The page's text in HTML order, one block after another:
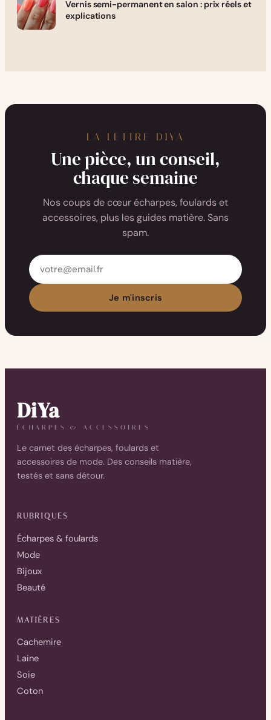
Vernis semi-permanent en salon : prix réels et
explications
LA LETTRE DIYA
Une pièce, un conseil,
chaque semaine
Nos coups de cœur écharpes, foulards et
accessoires, plus les guides matière. Sans
spam.
Adresse
email
Je m'inscris
DiYa
ÉCHARPES & ACCESSOIRES
Le carnet des écharpes, foulards et
accessoires de mode. Des conseils matière,
testés et sans détour.
RUBRIQUES
Écharpes & foulards
Mode
Bijoux
Beauté
MATIÈRES
Cachemire
Laine
Soie
Coton